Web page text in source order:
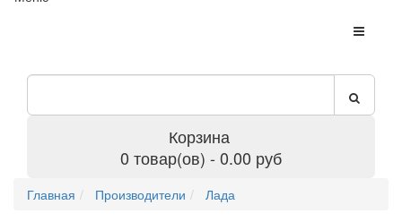
Корзина
0 товар(ов) - 0.00 руб
Главная Производители Лада